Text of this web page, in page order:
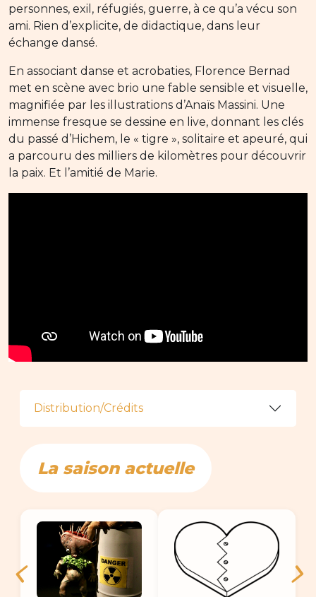
personnes, exil, réfugiés, guerre, à ce qu’a vécu son
ami. Rien d’explicite, de didactique, dans leur
échange dansé.
En associant danse et acrobaties, Florence Bernad
met en scène avec brio une fable sensible et visuelle,
magnifiée par les illustrations d’Anaïs Massini. Une
immense fresque se dessine en live, donnant les clés
du passé d’Hichem, le « tigre », solitaire et apeuré, qui
a parcouru des milliers de kilomètres pour découvrir
la paix. Et l’amitié de Marie.
Distribution/Crédits
La saison actuelle